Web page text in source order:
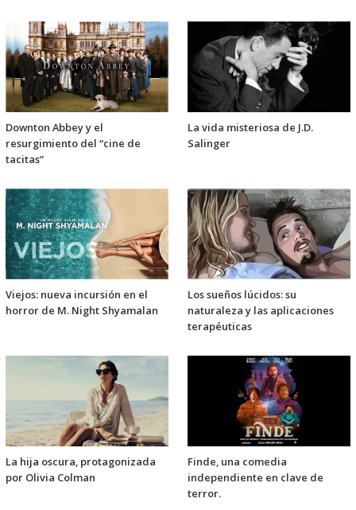
Downton Abbey y el
resurgimiento del “cine de
tacitas”
La vida misteriosa de J.D.
Salinger
Viejos: nueva incursión en el
horror de M. Night Shyamalan
Los sueños lúcidos: su
naturaleza y las aplicaciones
terapéuticas
La hija oscura, protagonizada
por Olivia Colman
Finde, una comedia
independiente en clave de
terror.